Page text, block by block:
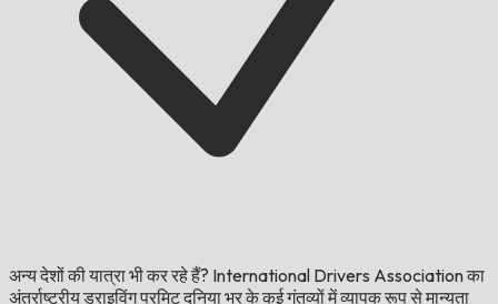
अन्य देशों की यात्रा भी कर रहे हैं? International Drivers Association का
अंतर्राष्ट्रीय ड्राइविंग परमिट दुनिया भर के कई गंतव्यों में व्यापक रूप से मान्यता